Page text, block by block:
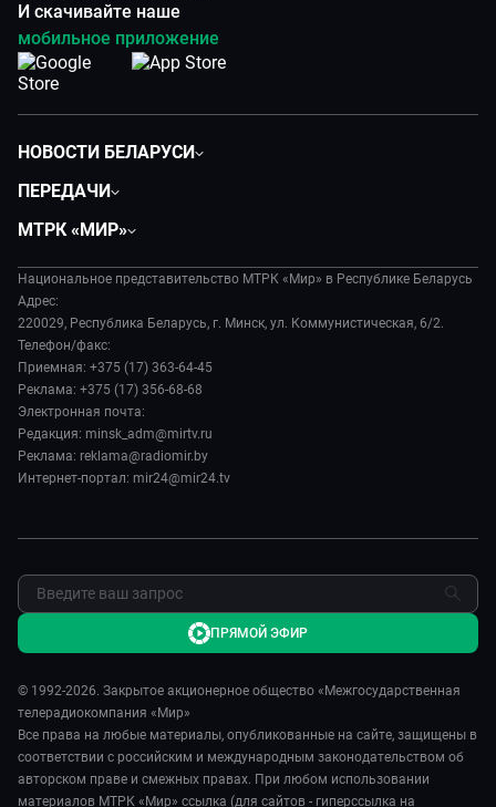
И скачивайте наше
мобильное приложение
НОВОСТИ БЕЛАРУСИ
Экономика
Происшествия
Наука и технологии
Здоровье и медицина
Авто
Культура
Спорт
ПЕРЕДАЧИ
Все как у людей
Вместе выгодно
Евразия. Культурно
Евразия. Регионы
Наши иностранцы
Пять причин поехать в...
Сделано в Содружестве
МТРК «МИР»
История
Руководство
Лица мира
Новости
Пресса о нас
Карьера
Реклама
Национальное представительство МТРК «Мир» в Республике Беларусь
Адрес:
220029, Республика Беларусь, г. Минск, ул. Коммунистическая, 6/2.
Телефон/факс:
Приемная: +375 (17) 363-64-45
Реклама: +375 (17) 356-68-68
Электронная почта:
Редакция: minsk_adm@mirtv.ru
Реклама: reklama@radiomir.by
Интернет-портал: mir24@mir24.tv
© 1992-2026. Закрытое акционерное общество «Межгосударственная
телерадиокомпания «Мир»
Все права на любые материалы, опубликованные на сайте, защищены в
соответствии с российским и международным законодательством об
авторском праве и смежных правах. При любом использовании
материалов МТРК «Мир» ссылка (для сайтов - гиперссылка на
ПРЯМОЙ ЭФИР